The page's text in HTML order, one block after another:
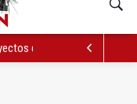
de cooperación